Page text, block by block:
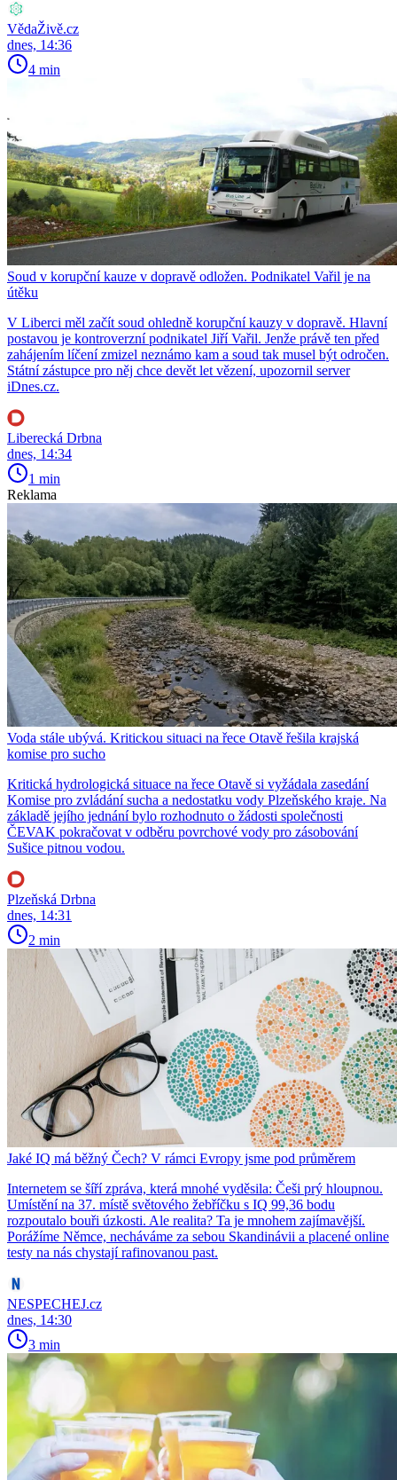
VědaŽivě.cz
dnes, 14:36
4 min
Soud v korupční kauze v dopravě odložen. Podnikatel Vařil je na
útěku
V Liberci měl začít soud ohledně korupční kauzy v dopravě. Hlavní
postavou je kontroverzní podnikatel Jiří Vařil. Jenže právě ten před
zahájením líčení zmizel neznámo kam a soud tak musel být odročen.
Státní zástupce pro něj chce devět let vězení, upozornil server
iDnes.cz.
Liberecká Drbna
dnes, 14:34
1 min
Reklama
Voda stále ubývá. Kritickou situaci na řece Otavě řešila krajská
komise pro sucho
Kritická hydrologická situace na řece Otavě si vyžádala zasedání
Komise pro zvládání sucha a nedostatku vody Plzeňského kraje. Na
základě jejího jednání bylo rozhodnuto o žádosti společnosti
ČEVAK pokračovat v odběru povrchové vody pro zásobování
Sušice pitnou vodou.
Plzeňská Drbna
dnes, 14:31
2 min
Jaké IQ má běžný Čech? V rámci Evropy jsme pod průměrem
Internetem se šíří zpráva, která mnohé vyděsila: Češi prý hloupnou.
Umístění na 37. místě světového žebříčku s IQ 99,36 bodu
rozpoutalo bouři úzkosti. Ale realita? Ta je mnohem zajímavější.
Porážíme Němce, necháváme za sebou Skandinávii a placené online
testy na nás chystají rafinovanou past.
NESPECHEJ.cz
dnes, 14:30
3 min